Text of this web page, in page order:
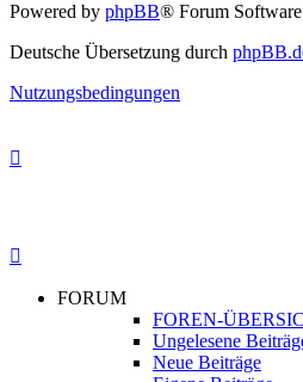
Powered by phpBB® Forum
Deutsche Übersetzung durch
Nutzungsbedingungen
FORUM
FOREN-
Ungelesene
Neue Beiträge